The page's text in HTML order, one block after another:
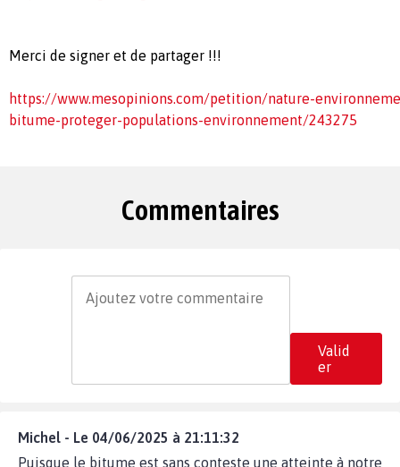
Merci de signer et de partager !!!
https://www.mesopinions.com/petition/nature-
bitume-proteger-populations-environnement/243275
Commentaires
Valid
er
Michel - Le 04/06/2025 à 21:11:32
Puisque le bitume est sans conteste une atteinte à notre